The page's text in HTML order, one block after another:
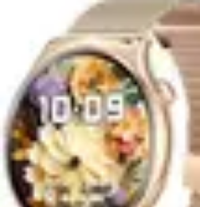
Astuces Anti Stress
Astuces Naturelles Astuces Pratiques
RelaxationRoutines et Habitudes
Astuces Anti Stress